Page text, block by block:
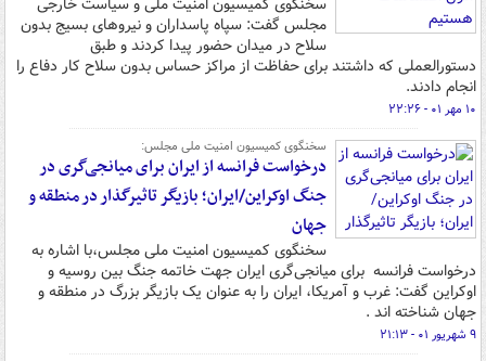
مجلس گفت: سپاه پاسداران و نیروهای بسیج بدون
سلاح در میدان حضور پیدا کردند و طبق
دستورالعملی که داشتند برای حفاظت از مراکز حساس بدون سلاح کار دفاع را
انجام دادند.
۱۰ مهر ۰۱ - ۲۲:۲۶
سخنگوی کمیسیون امنیت ملی مجلس:
درخواست فرانسه از ایران برای میانجی‌گری در
جنگ اوکراین/ایران؛ بازیگر تاثیرگذار در منطقه و
جهان
سخنگوی کمیسیون امنیت ملی مجلس،با اشاره به
درخواست فرانسه برای میانجی‌گری ایران جهت خاتمه جنگ بین روسیه و
اوکراین گفت: غرب و آمریکا، ایران را به عنوان یک بازیگر بزرگ در منطقه و
جهان شناخته اند .
۹ شهریور ۰۱ - ۲۱:۱۳